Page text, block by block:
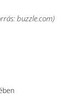
buzzle.com)